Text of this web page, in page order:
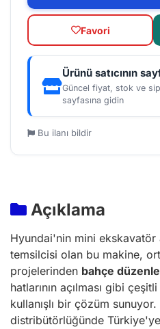
Favori
Ürünü satıcının
Güncel fiyat, stok ve
sayfasına gidin
Bu ilanı bildir
Açıklama
Hyundai'nin mini
temsilcisi olan bu makine,
projelerinden bahçe
hatlarının açılması gibi
kullanışlı bir çözüm
distribütörlüğünde